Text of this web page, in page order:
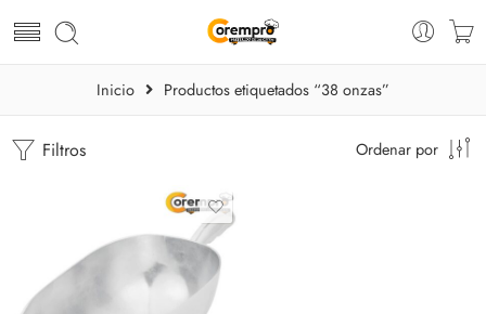
Inicio Productos etiquetados “38 onzas”
Filtros Ordenar por